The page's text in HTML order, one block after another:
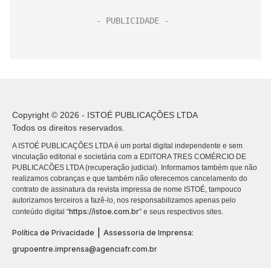
Copyright © 2026 - ISTOÉ PUBLICAÇÕES LTDA
Todos os direitos reservados.
A ISTOÉ PUBLICAÇÕES LTDA é um portal digital independente e sem
vinculação editorial e societária com a EDITORA TRES COMÉRCIO DE
PUBLICACÕES LTDA (recuperação judicial). Informamos também que não
realizamos cobranças e que também não oferecemos cancelamento do
contrato de assinatura da revista impressa de nome ISTOÉ, tampouco
autorizamos terceiros a fazê-lo, nos responsabilizamos apenas pelo
conteúdo digital “https://istoe.com.br” e seus respectivos sites.
Política de Privacidade
Assessoria de Imprensa:
grupoentre.imprensa@agenciafr.com.br